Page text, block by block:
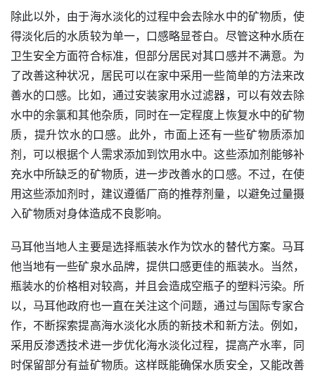
除此以外，由于海水淡化的过程中会去除水中的矿物质，使
得淡化后的水质较为单一，口感略显苍白。尽管这种水质在
卫生安全方面符合标准，但部分居民对其口感并不满意。为
了改善这种状况，居民可以在家中采用一些简单的方法来改
善水的口感。比如，通过安装家用水过滤器，可以有效去除
水中的余氯和其他杂质，同时在一定程度上恢复水中的矿物
质，提升饮水的口感。此外，市面上还有一些矿物质添加
剂，可以根据个人需求添加到饮用水中。这些添加剂能够补
充水中所缺乏的矿物质，进一步改善水的口感。不过，在使
用这些添加剂时，建议遵循厂商的推荐剂量，以避免过量摄
入矿物质对身体造成不良影响。
马耳他当地人主要是选择瓶装水作为饮水的替代方案。马耳
他当地有一些矿泉水品牌，提供口感更佳的瓶装水。当然，
瓶装水的价格相对较高，并且会造成空瓶子的塑料污染。所
以，马耳他政府也一直在关注这个问题，通过与国际专家合
作，不断探索提高海水淡化水质的新技术和新方法。例如，
采用反渗透技术进一步优化海水淡化过程，提高产水率，同
时保留部分有益矿物质。这样既能确保水质安全，又能改善